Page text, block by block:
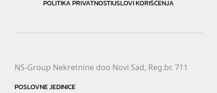
POLITIKA PRIVATNOSTIUSLOVI KORIŠĆENJA
NS-Group Nekretnine doo Novi Sad, Reg.br. 711
POSLOVNE JEDINICE